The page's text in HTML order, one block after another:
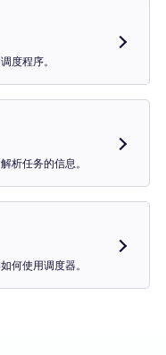
度程序。
析任务的信息。
何使用调度器。